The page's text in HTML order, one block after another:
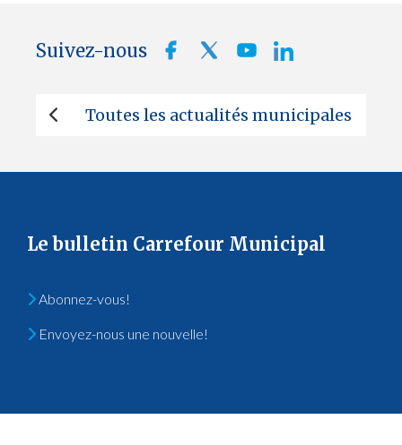
Suivez-nous
Toutes les actualités municipales
Le bulletin Carrefour Municipal
Abonnez-vous!
Envoyez-nous une nouvelle!